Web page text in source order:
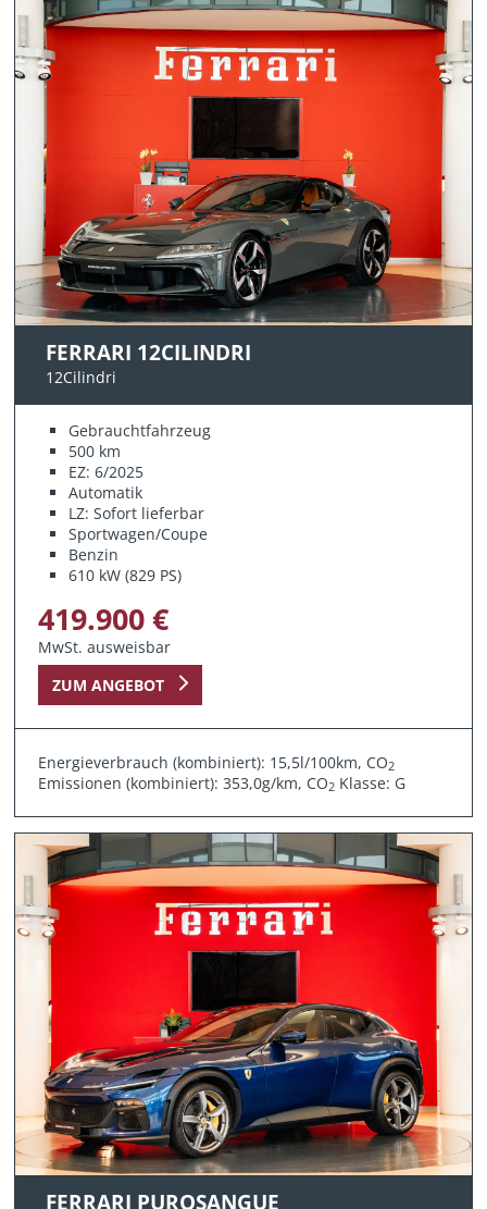
FERRARI 12CILINDRI
12Cilindri
Gebrauchtfahrzeug
500 km
EZ: 6/2025
Automatik
LZ: Sofort lieferbar
Sportwagen/Coupe
Benzin
610 kW (829 PS)
419.900 €
MwSt. ausweisbar
ZUM ANGEBOT
Energieverbrauch (kombiniert): 15,5l/100km, CO2
Emissionen (kombiniert): 353,0g/km, CO2 Klasse: G
FERRARI PUROSANGUE